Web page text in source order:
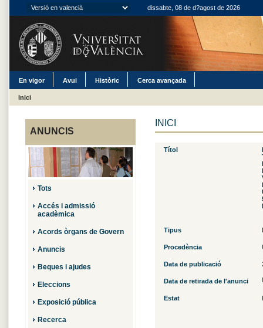
dissabte, 08 de d?agost de 2026
En vigor Avui Històric Cerca avançada
Inici
ANUNCIS
Tots
Accés i admissió
acadèmica
Acords òrgans de Govern
Anuncis
Beques i ajudes
Eleccions
Exposició pública
Recerca
INICI
Títol
Tipus
Procedència
Data de publicació
Data de retirada de l'anunci
Estat